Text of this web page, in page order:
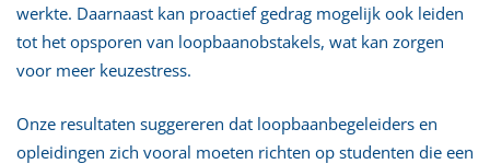
werkte. Daarnaast kan proactief gedrag mogelijk ook leiden
tot het opsporen van loopbaanobstakels, wat kan zorgen
voor meer keuzestress.
Onze resultaten suggereren dat loopbaanbegeleiders en
opleidingen zich vooral moeten richten op studenten die een